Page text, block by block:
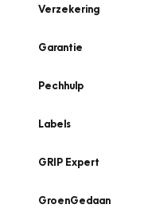
Verzekering
Garantie
Pechhulp
Labels
GRIP Expert
GroenGedaan